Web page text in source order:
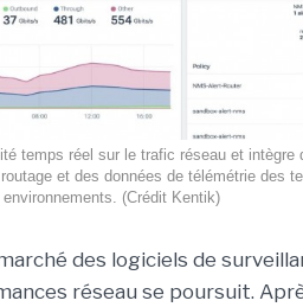
temps réel sur le trafic réseau et intègre
et des données de télémétrie des
environnements. (Crédit Kentik)
des logiciels de
réseau se poursuit.